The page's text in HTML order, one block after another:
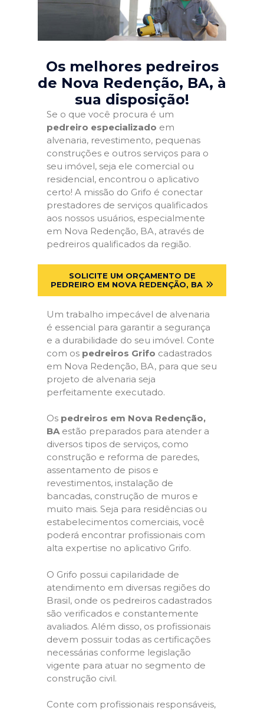
Os melhores pedreiros
de Nova Redenção, BA, à
sua disposição!
Se o que você procura é um
pedreiro especializado em
alvenaria, revestimento, pequenas
construções e outros serviços para o
seu imóvel, seja ele comercial ou
residencial, encontrou o aplicativo
certo! A missão do Grifo é conectar
prestadores de serviços qualificados
aos nossos usuários, especialmente
em Nova Redenção, BA, através de
pedreiros qualificados da região.
SOLICITE UM ORÇAMENTO DE
PEDREIRO EM NOVA REDENÇÃO, BA
Um trabalho impecável de alvenaria
é essencial para garantir a segurança
e a durabilidade do seu imóvel. Conte
com os pedreiros Grifo cadastrados
em Nova Redenção, BA, para que seu
projeto de alvenaria seja
perfeitamente executado.
Os pedreiros em Nova Redenção,
BAestão preparados para atender a
diversos tipos de serviços, como
construção e reforma de paredes,
assentamento de pisos e
revestimentos, instalação de
bancadas, construção de muros e
muito mais. Seja para residências ou
estabelecimentos comerciais, você
poderá encontrar profissionais com
alta expertise no aplicativo Grifo.
O Grifo possui capilaridade de
atendimento em diversas regiões do
Brasil, onde os pedreiros cadastrados
são verificados e constantemente
avaliados. Além disso, os profissionais
devem possuir todas as certificações
necessárias conforme legislação
vigente para atuar no segmento de
construção civil.
Conte com profissionais responsáveis,